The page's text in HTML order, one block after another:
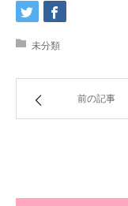
未分類
前の記事